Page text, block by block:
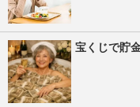
宝くじで貯